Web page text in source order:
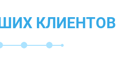
КЛИЕНТОВ